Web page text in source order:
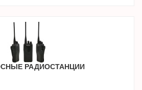
РАДИОСТАНЦИИ